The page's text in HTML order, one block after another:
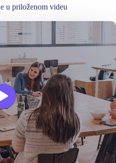
u priloženom videu